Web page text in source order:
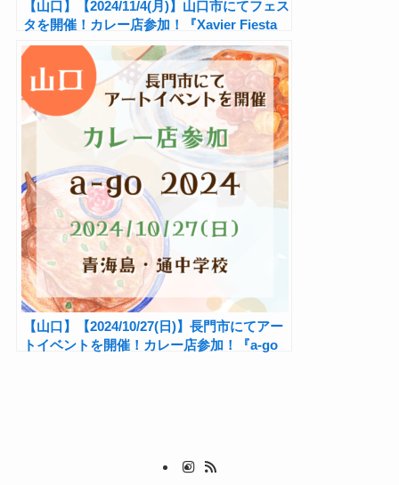
【山口】【2024/11/4(月)】山口市にてフェス
タを開催！カレー店参加！『Xavier Fiesta
2024 サビエルフェスタ』
【山口】【2024/10/27(日)】長門市にてアー
トイベントを開催！カレー店参加！『a-go